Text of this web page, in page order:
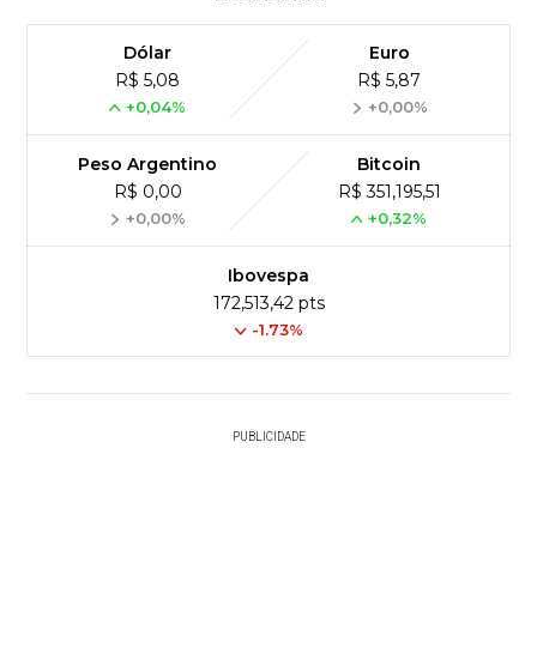
Dólar
R$ 5,08
+0,04%
Euro
R$ 5,87
+0,00%
Peso Argentino
R$ 0,00
+0,00%
Bitcoin
R$ 351,195,51
+0,32%
Ibovespa
172,513,42 pts
-1.73%
PUBLICIDADE